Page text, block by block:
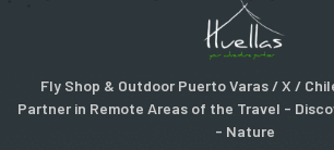
Fly Shop & Outdoor Puerto Varas / X /
Partner in Remote Areas of the Travel -
- Nature